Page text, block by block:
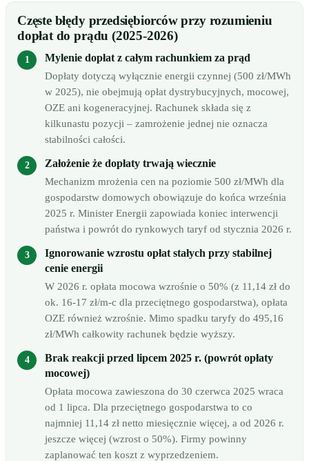
Częste błędy przedsiębiorców przy rozumieniu
dopłat do prądu (2025-2026)
Mylenie dopłat z całym rachunkiem za prąd
Dopłaty dotyczą wyłącznie energii czynnej (500 zł/MWh
w 2025), nie obejmują opłat dystrybucyjnych, mocowej,
OZE ani kogeneracyjnej. Rachunek składa się z
kilkunastu pozycji – zamrożenie jednej nie oznacza
stabilności całości.
Założenie że dopłaty trwają wiecznie
Mechanizm mrożenia cen na poziomie 500 zł/MWh dla
gospodarstw domowych obowiązuje do końca września
2025 r. Minister Energii zapowiada koniec interwencji
państwa i powrót do rynkowych taryf od stycznia 2026 r.
Ignorowanie wzrostu opłat stałych przy stabilnej
cenie energii
W 2026 r. opłata mocowa wzrośnie o 50% (z 11,14 zł do
ok. 16-17 zł/m-c dla przeciętnego gospodarstwa), opłata
OZE również wzrośnie. Mimo spadku taryfy do 495,16
zł/MWh całkowity rachunek będzie wyższy.
Brak reakcji przed lipcem 2025 r. (powrót opłaty
mocowej)
Opłata mocowa zawieszona do 30 czerwca 2025 wraca
od 1 lipca. Dla przeciętnego gospodarstwa to co
najmniej 11,14 zł netto miesięcznie więcej, a od 2026 r.
jeszcze więcej (wzrost o 50%). Firmy powinny
zaplanować ten koszt z wyprzedzeniem.